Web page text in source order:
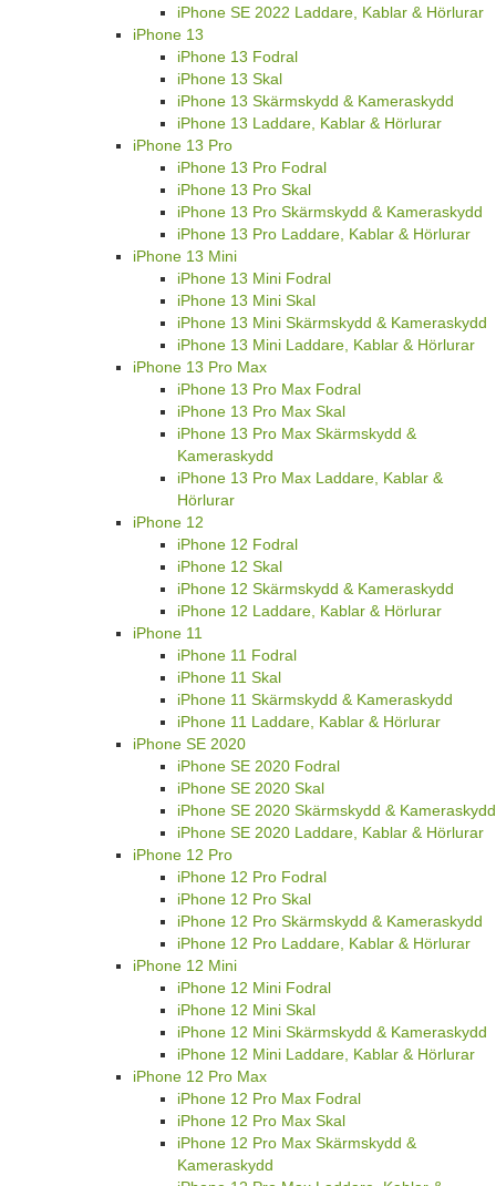
iPhone SE 2022 Laddare, Kablar & Hörlurar
iPhone 13
iPhone 13 Fodral
iPhone 13 Skal
iPhone 13 Skärmskydd & Kameraskydd
iPhone 13 Laddare, Kablar & Hörlurar
iPhone 13 Pro
iPhone 13 Pro Fodral
iPhone 13 Pro Skal
iPhone 13 Pro Skärmskydd & Kameraskydd
iPhone 13 Pro Laddare, Kablar & Hörlurar
iPhone 13 Mini
iPhone 13 Mini Fodral
iPhone 13 Mini Skal
iPhone 13 Mini Skärmskydd & Kameraskydd
iPhone 13 Mini Laddare, Kablar & Hörlurar
iPhone 13 Pro Max
iPhone 13 Pro Max Fodral
iPhone 13 Pro Max Skal
iPhone 13 Pro Max Skärmskydd &
Kameraskydd
iPhone 13 Pro Max Laddare, Kablar &
Hörlurar
iPhone 12
iPhone 12 Fodral
iPhone 12 Skal
iPhone 12 Skärmskydd & Kameraskydd
iPhone 12 Laddare, Kablar & Hörlurar
iPhone 11
iPhone 11 Fodral
iPhone 11 Skal
iPhone 11 Skärmskydd & Kameraskydd
iPhone 11 Laddare, Kablar & Hörlurar
iPhone SE 2020
iPhone SE 2020 Fodral
iPhone SE 2020 Skal
iPhone SE 2020 Skärmskydd & Kameraskydd
iPhone SE 2020 Laddare, Kablar & Hörlurar
iPhone 12 Pro
iPhone 12 Pro Fodral
iPhone 12 Pro Skal
iPhone 12 Pro Skärmskydd & Kameraskydd
iPhone 12 Pro Laddare, Kablar & Hörlurar
iPhone 12 Mini
iPhone 12 Mini Fodral
iPhone 12 Mini Skal
iPhone 12 Mini Skärmskydd & Kameraskydd
iPhone 12 Mini Laddare, Kablar & Hörlurar
iPhone 12 Pro Max
iPhone 12 Pro Max Fodral
iPhone 12 Pro Max Skal
iPhone 12 Pro Max Skärmskydd &
Kameraskydd